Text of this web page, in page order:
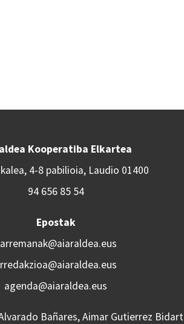
Kooperatiba Elkartea
4-8 pabilioia, Laudio 01400
94 656 85 54
Epostak
agenda@aiaraldea.eus
Bañares, Aimar Gutierrez